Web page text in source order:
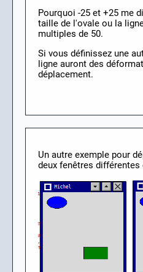
Pourquoi -25 et +25 me
taille de l'ovale ou la
multiples de 50.
Si vous définissez une
ligne auront des
déplacement.
Un autre exemple pour
deux fenêtres différentes